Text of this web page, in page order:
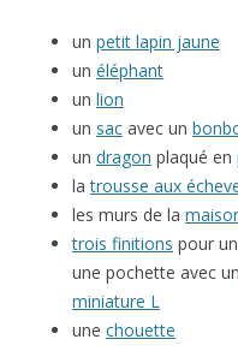
un petit lapin jaune
un éléphant
un lion
un sac avec un
un dragon plaqué en
latrousse aux
les murs de la
trois finitions pour
une pochette avec un
miniature L
une chouette